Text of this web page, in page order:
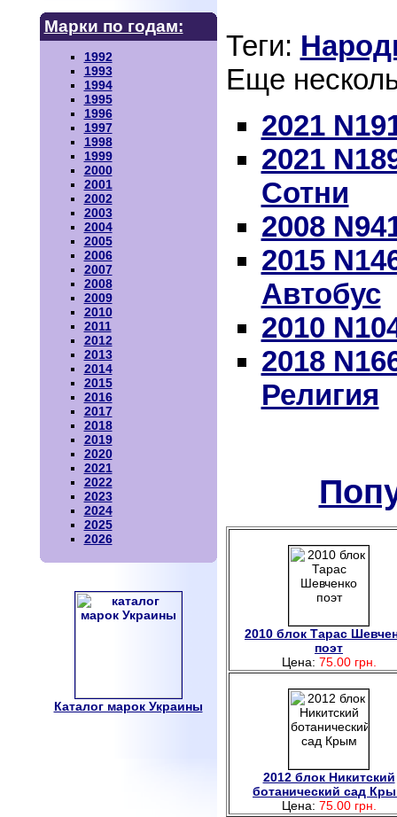
Марки по годам:
1992
1993
1994
1995
1996
1997
1998
1999
2000
2001
2002
2003
2004
2005
2006
2007
2008
2009
2010
2011
2012
2013
2014
2015
2016
2017
2018
2019
2020
2021
2022
2023
2024
2025
2026
Каталог марок Украины
Теги:
Еще
2021
2021
Сотни
2008
2015
Автобус
2010
2018
Религия
2010 блок Тарас
поэт
Цена: 75.00 грн.
2012 блок Никитский
ботанический сад
Цена: 75.00 грн.